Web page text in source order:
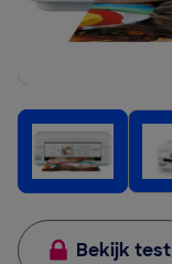
Bekijk test